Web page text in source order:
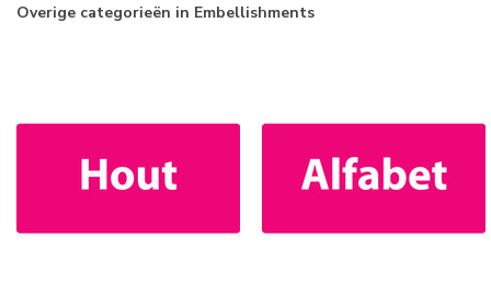
Overige categorieën in Embellishments